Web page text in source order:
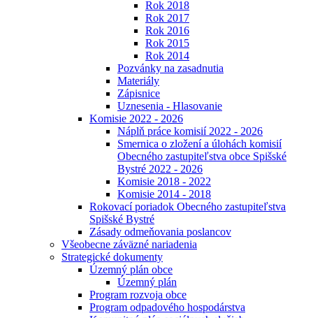
Rok 2018
Rok 2017
Rok 2016
Rok 2015
Rok 2014
Pozvánky na zasadnutia
Materiály
Zápisnice
Uznesenia - Hlasovanie
Komisie 2022 - 2026
Náplň práce komisií 2022 - 2026
Smernica o zložení a úlohách komisií
Obecného zastupiteľstva obce Spišské
Bystré 2022 - 2026
Komisie 2018 - 2022
Komisie 2014 - 2018
Rokovací poriadok Obecného zastupiteľstva
Spišské Bystré
Zásady odmeňovania poslancov
Všeobecne záväzné nariadenia
Strategické dokumenty
Územný plán obce
Územný plán
Program rozvoja obce
Program odpadového hospodárstva